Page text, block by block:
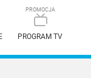
PROGRAM TV